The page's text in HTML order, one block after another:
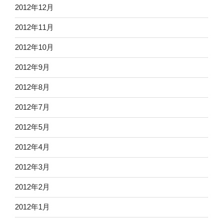
2012年12月
2012年11月
2012年10月
2012年9月
2012年8月
2012年7月
2012年5月
2012年4月
2012年3月
2012年2月
2012年1月